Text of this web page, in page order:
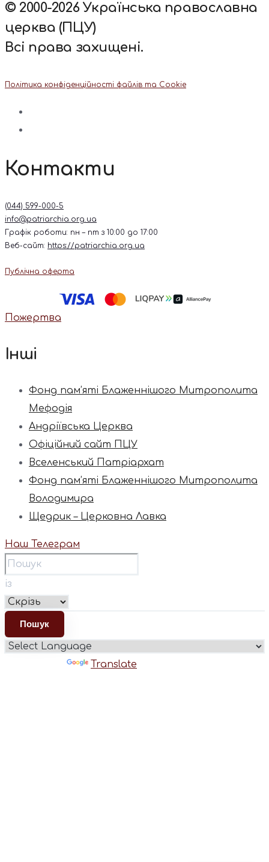
© 2000-2026 Українська православна
церква (ПЦУ)
Всі права захищені.
Політика конфіденційності файлів та Cookie
Контакти
(044) 599-000-5
info@patriarchia.org.ua
Графік роботи: пн – пт з 10:00 до 17:00
Веб-сайт: https://patriarchia.org.ua
Публічна оферта
Пожертва
Інші
Фонд пам’яті Блаженнішого Митрополита
Мефодія
Андріївська Церква
Офіційний сайт ПЦУ
Вселенський Патріархат
Фонд пам’яті Блаженнішого Митрополита
Володимира
Щедрик – Церковна Лавка
Наш Телеграм
із
Translate